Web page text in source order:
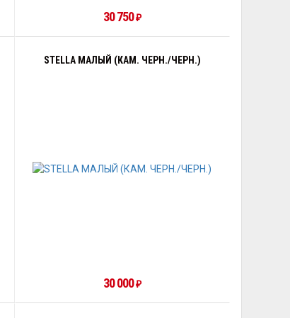
30 750₽
STELLA МАЛЫЙ (КАМ. ЧЕРН./ЧЕРН.)
30 000₽